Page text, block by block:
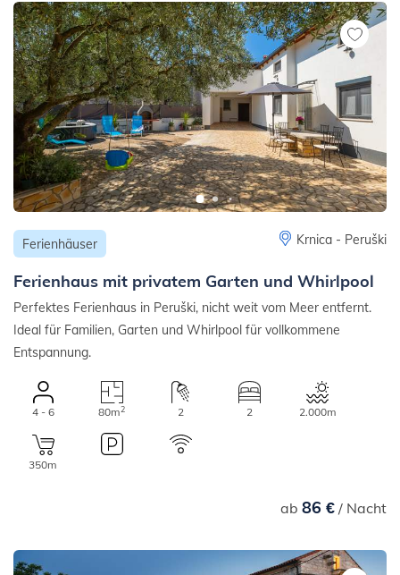
Ferienhäuser Krnica - Peruški
Ferienhaus mit privatem Garten und Whirlpool
Perfektes Ferienhaus in Peruški, nicht weit vom Meer entfernt.
Ideal für Familien, Garten und Whirlpool für vollkommene
Entspannung.
4 - 6 80m2 2 2 2.000m
350m
ab 86 €/ Nacht